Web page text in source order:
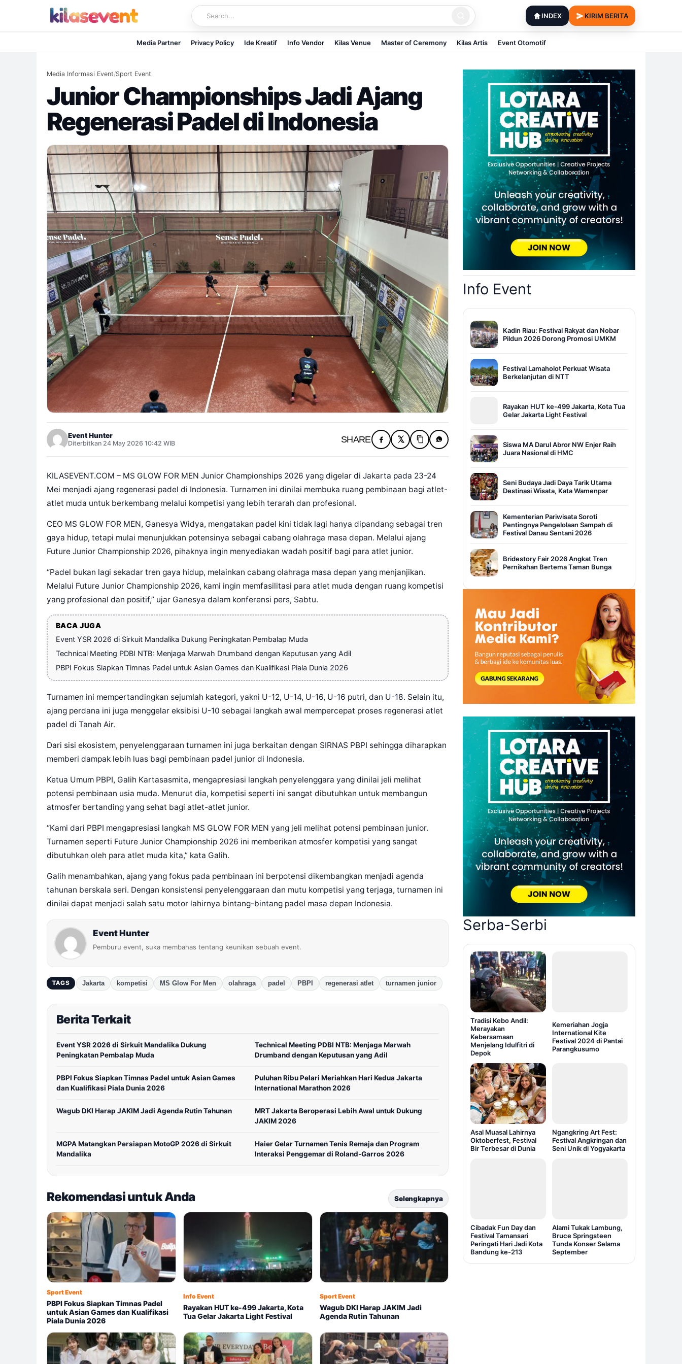
INDEX KIRIM BERITA
Media Partner Privacy Policy Ide Kreatif Info Vendor Kilas Venue Master of Ceremony Kilas Artis Event Otomotif
Media Informasi Event/Sport Event
Junior Championships Jadi Ajang
Regenerasi Padel di Indonesia
Event Hunter
Diterbitkan 24 May 2026 10:42 WIB SHARE
KILASEVENT.COM – MS GLOW FOR MEN Junior Championships 2026 yang digelar di Jakarta pada 23-24
Mei menjadi ajang regenerasi padel di Indonesia. Turnamen ini dinilai membuka ruang pembinaan bagi atlet-
atlet muda untuk berkembang melalui kompetisi yang lebih terarah dan profesional.
CEO MS GLOW FOR MEN, Ganesya Widya, mengatakan padel kini tidak lagi hanya dipandang sebagai tren
gaya hidup, tetapi mulai menunjukkan potensinya sebagai cabang olahraga masa depan. Melalui ajang
Future Junior Championship 2026, pihaknya ingin menyediakan wadah positif bagi para atlet junior.
“Padel bukan lagi sekadar tren gaya hidup, melainkan cabang olahraga masa depan yang menjanjikan.
Melalui Future Junior Championship 2026, kami ingin memfasilitasi para atlet muda dengan ruang kompetisi
yang profesional dan positif,” ujar Ganesya dalam konferensi pers, Sabtu.
BACA JUGA
Event YSR 2026 di Sirkuit Mandalika Dukung Peningkatan Pembalap Muda
Technical Meeting PDBI NTB: Menjaga Marwah Drumband dengan Keputusan yang Adil
PBPI Fokus Siapkan Timnas Padel untuk Asian Games dan Kualifikasi Piala Dunia 2026
Turnamen ini mempertandingkan sejumlah kategori, yakni U-12, U-14, U-16, U-16 putri, dan U-18. Selain itu,
ajang perdana ini juga menggelar eksibisi U-10 sebagai langkah awal mempercepat proses regenerasi atlet
padel di Tanah Air.
Dari sisi ekosistem, penyelenggaraan turnamen ini juga berkaitan dengan SIRNAS PBPI sehingga diharapkan
memberi dampak lebih luas bagi pembinaan padel junior di Indonesia.
Ketua Umum PBPI, Galih Kartasasmita, mengapresiasi langkah penyelenggara yang dinilai jeli melihat
potensi pembinaan usia muda. Menurut dia, kompetisi seperti ini sangat dibutuhkan untuk membangun
atmosfer bertanding yang sehat bagi atlet-atlet junior.
“Kami dari PBPI mengapresiasi langkah MS GLOW FOR MEN yang jeli melihat potensi pembinaan junior.
Turnamen seperti Future Junior Championship 2026 ini memberikan atmosfer kompetisi yang sangat
dibutuhkan oleh para atlet muda kita,” kata Galih.
Galih menambahkan, ajang yang fokus pada pembinaan ini berpotensi dikembangkan menjadi agenda
tahunan berskala seri. Dengan konsistensi penyelenggaraan dan mutu kompetisi yang terjaga, turnamen ini
dinilai dapat menjadi salah satu motor lahirnya bintang-bintang padel masa depan Indonesia.
Event Hunter
Pemburu event, suka membahas tentang keunikan sebuah event.
TAGS Jakarta kompetisi MS Glow For Men olahraga padel PBPI regenerasi atlet turnamen junior
Berita Terkait
Event YSR 2026 di Sirkuit Mandalika Dukung
Peningkatan Pembalap Muda
Technical Meeting PDBI NTB: Menjaga Marwah
Drumband dengan Keputusan yang Adil
PBPI Fokus Siapkan Timnas Padel untuk Asian Games
dan Kualifikasi Piala Dunia 2026
Puluhan Ribu Pelari Meriahkan Hari Kedua Jakarta
International Marathon 2026
Wagub DKI Harap JAKIM Jadi Agenda Rutin Tahunan
MRT Jakarta Beroperasi Lebih Awal untuk Dukung
JAKIM 2026
MGPA Matangkan Persiapan MotoGP 2026 di Sirkuit
Mandalika
Haier Gelar Turnamen Tenis Remaja dan Program
Interaksi Penggemar di Roland-Garros 2026
Rekomendasi untuk Anda Selengkapnya
Sport Event
PBPI Fokus Siapkan Timnas Padel
untuk Asian Games dan Kualifikasi
Piala Dunia 2026
Info Event
Rayakan HUT ke-499 Jakarta, Kota
Tua Gelar Jakarta Light Festival
Sport Event
Wagub DKI Harap JAKIM Jadi
Agenda Rutin Tahunan
Info Event
Kadin Riau: Festival Rakyat dan Nobar
Pildun 2026 Dorong Promosi UMKM
Festival Lamaholot Perkuat Wisata
Berkelanjutan di NTT
Rayakan HUT ke-499 Jakarta, Kota Tua
Gelar Jakarta Light Festival
Siswa MA Darul Abror NW Enjer Raih
Juara Nasional di HMC
Seni Budaya Jadi Daya Tarik Utama
Destinasi Wisata, Kata Wamenpar
Kementerian Pariwisata Soroti
Pentingnya Pengelolaan Sampah di
Festival Danau Sentani 2026
Bridestory Fair 2026 Angkat Tren
Pernikahan Bertema Taman Bunga
Serba-Serbi
Tradisi Kebo Andil:
Merayakan
Kebersamaan
Menjelang Idulfitri di
Depok
Kemeriahan Jogja
International Kite
Festival 2024 di Pantai
Parangkusumo
Asal Muasal Lahirnya
Oktoberfest, Festival
Bir Terbesar di Dunia
Ngangkring Art Fest:
Festival Angkringan dan
Seni Unik di Yogyakarta
Cibadak Fun Day dan
Festival Tamansari
Peringati Hari Jadi Kota
Bandung ke-213
Alami Tukak Lambung,
Bruce Springsteen
Tunda Konser Selama
September